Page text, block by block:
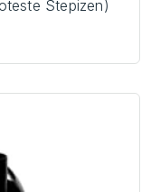
Stepizen)